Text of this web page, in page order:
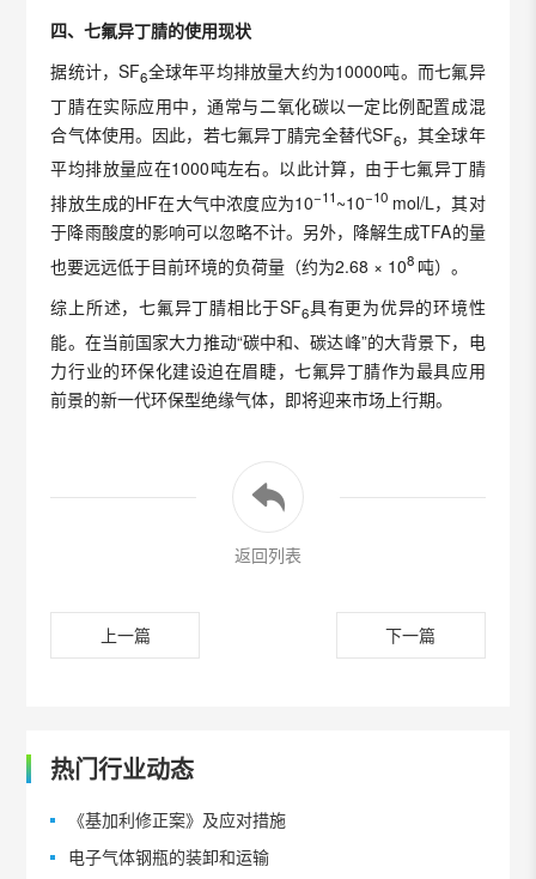
四、七氟异丁腈的使用现状
据统计，SF6全球年平均排放量大约为10000吨。而七氟异
丁腈在实际应用中，通常与二氧化碳以一定比例配置成混
合气体使用。因此，若七氟异丁腈完全替代SF6，其全球年
平均排放量应在1000吨左右。以此计算，由于七氟异丁腈
排放生成的HF在大气中浓度应为10−11~10−10mol/L，其对
于降雨酸度的影响可以忽略不计。另外，降解生成TFA的量
也要远远低于目前环境的负荷量（约为2.68 × 108 吨）。
综上所述，七氟异丁腈相比于SF6具有更为优异的环境性
能。在当前国家大力推动“碳中和、碳达峰”的大背景下，电
力行业的环保化建设迫在眉睫，七氟异丁腈作为最具应用
前景的新一代环保型绝缘气体，即将迎来市场上行期。
返回列表
上一篇 下一篇
热门行业动态
《基加利修正案》及应对措施
电子气体钢瓶的装卸和运输